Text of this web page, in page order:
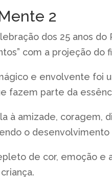
2
dos 25 anos
com a projeção do
e envolvente foi
fazem parte da
à amizade, coragem,
o desenvolvimento
de cor, emoção e